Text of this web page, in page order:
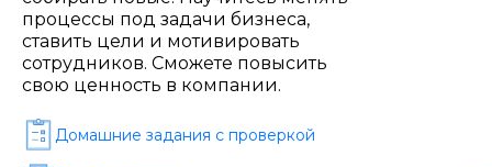
процессы под задачи бизнеса,
ставить цели и мотивировать
сотрудников. Сможете повысить
свою ценность в компании.
Домашние задания c проверкой
Уровень организации *